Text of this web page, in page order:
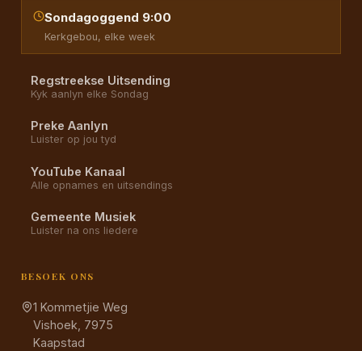
Sondagoggend 9:00
Kerkgebou, elke week
Regstreekse Uitsending
Kyk aanlyn elke Sondag
Preke Aanlyn
Luister op jou tyd
YouTube Kanaal
Alle opnames en uitsendings
Gemeente Musiek
Luister na ons liedere
BESOEK ONS
1 Kommetjie Weg
Vishoek, 7975
Kaapstad